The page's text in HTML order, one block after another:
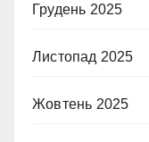
Грудень 2025
Листопад 2025
Жовтень 2025